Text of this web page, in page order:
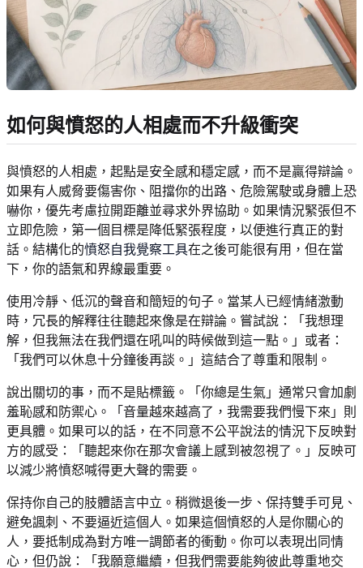
如何與憤怒的人相處而不升級衝突
與憤怒的人相處，起點是安全感和穩定感，而不是贏得辯論。
如果有人威脅要傷害你、阻擋你的出路、危險駕駛或身體上恐
嚇你，優先考慮拉開距離並尋求外界協助。如果情況緊張但不
立即危險，第一個目標是降低緊張程度，以便進行真正的對
話。結構化的憤怒自我覺察工具在之後可能很有用，但在當
下，你的語氣和界線最重要。
使用冷靜、低沉的聲音和簡短的句子。當某人已經情緒激動
時，冗長的解釋往往聽起來像是在辯論。嘗試說：「我想理
解，但我無法在我們還在吼叫的時候做到這一點。」或者：
「我們可以休息十分鐘後再談。」這結合了尊重和限制。
說出關切的事，而不是貼標籤。「你總是生氣」通常只會加劇
羞恥感和防禦心。「音量越來越高了，我需要我們慢下來」則
更具體。如果可以的話，在不同意不公平說法的情況下反映對
方的感受：「聽起來你在那次會議上感到被忽視了。」反映可
以減少將憤怒喊得更大聲的需要。
保持你自己的肢體語言中立。稍微退後一步、保持雙手可見、
避免諷刺、不要逼近這個人。如果這個憤怒的人是你關心的
人，要抵制成為對方唯一調節者的衝動。你可以表現出同情
心，但仍說：「我願意繼續，但我們需要能夠彼此尊重地交